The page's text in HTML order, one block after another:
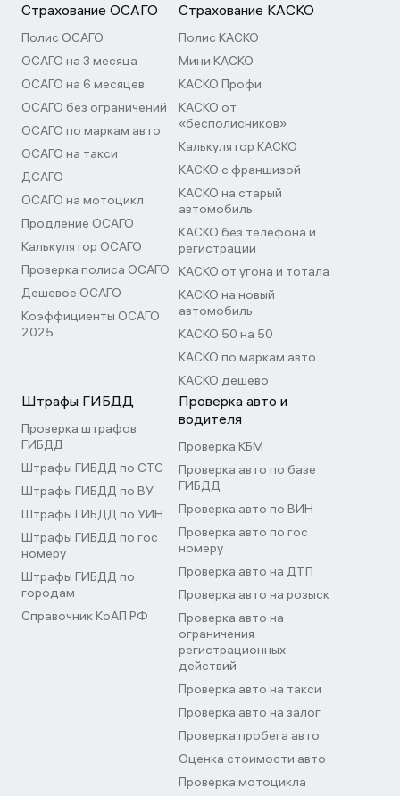
Страхование ОСАГО
Полис ОСАГО
ОСАГО на 3 месяца
ОСАГО на 6 месяцев
ОСАГО без ограничений
ОСАГО по маркам авто
ОСАГО на такси
ДСАГО
ОСАГО на мотоцикл
Продление ОСАГО
Калькулятор ОСАГО
Проверка полиса ОСАГО
Дешевое ОСАГО
Коэффициенты ОСАГО
2025
Страхование КАСКО
Полис КАСКО
Мини КАСКО
КАСКО Профи
КАСКО от
«бесполисников»
Калькулятор КАСКО
КАСКО с франшизой
КАСКО на старый
автомобиль
КАСКО без телефона и
регистрации
КАСКО от угона и тотала
КАСКО на новый
автомобиль
КАСКО 50 на 50
КАСКО по маркам авто
КАСКО дешево
Штрафы ГИБДД
Проверка штрафов
ГИБДД
Штрафы ГИБДД по СТС
Штрафы ГИБДД по ВУ
Штрафы ГИБДД по УИН
Штрафы ГИБДД по гос
номеру
Штрафы ГИБДД по
городам
Справочник КоАП РФ
Проверка авто и
водителя
Проверка КБМ
Проверка авто по базе
ГИБДД
Проверка авто по ВИН
Проверка авто по гос
номеру
Проверка авто на ДТП
Проверка авто на розыск
Проверка авто на
ограничения
регистрационных
действий
Проверка авто на такси
Проверка авто на залог
Проверка пробега авто
Оценка стоимости авто
Проверка мотоцикла